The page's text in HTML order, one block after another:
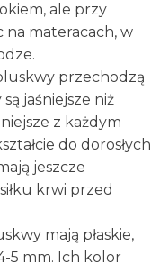
ale przy
materacach, w
przechodzą
jaśniejsze niż
z każdym
do dorosłych
jeszcze
krwi przed
mają płaskie,
5 mm. Ich kolor